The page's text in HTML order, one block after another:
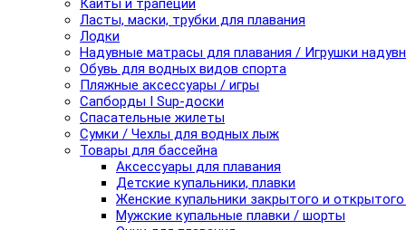
Кайты и трапеции
Ласты, маски, трубки для плавания
Лодки
Надувные матрасы для плавания / Игрушки
Обувь для водных видов спорта
Пляжные аксессуары / игры
Сапборды I Sup-доски
Спасательные жилеты
Сумки / Чехлы для водных лыж
Товары для бассейна
Аксессуары для плавания
Детские купальники, плавки
Женские купальники закрытого и
Мужские купальные плавки / шорты